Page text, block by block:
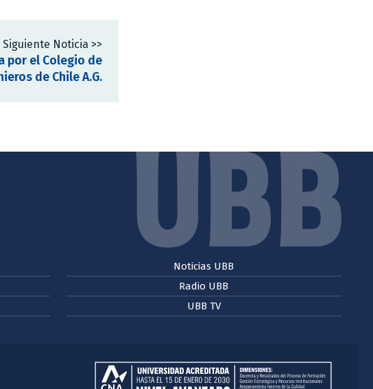
Siguiente Noticia >>
por el Colegio de
de Chile A.G.
Noticias UBB
Radio UBB
UBB TV